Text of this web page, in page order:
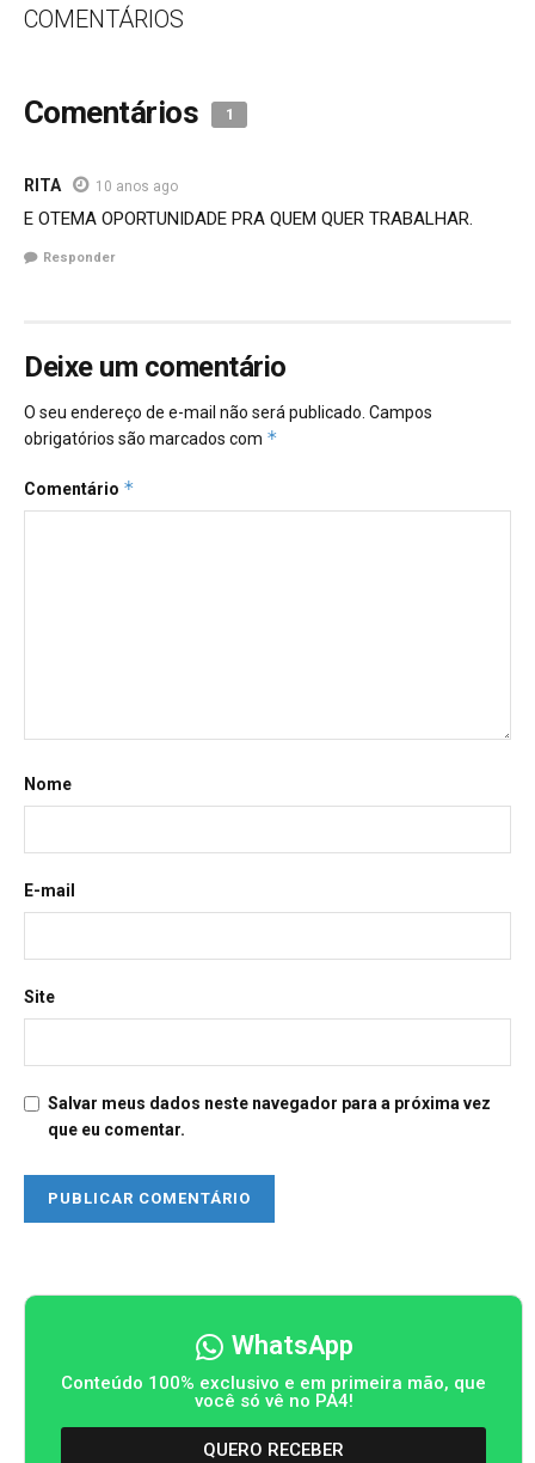
COMENTÁRIOS
Comentários 1
RITA 10 anos ago
E OTEMA OPORTUNIDADE PRA QUEM QUER TRABALHAR.
Responder
Deixe um comentário
O seu endereço de e-mail não será publicado. Campos
obrigatórios são marcados com *
Comentário *
Nome
E-mail
Site
Salvar meus dados neste navegador para a próxima vez
que eu comentar.
WhatsApp
Conteúdo 100% exclusivo e em primeira mão, que
você só vê no PA4!
QUERO RECEBER